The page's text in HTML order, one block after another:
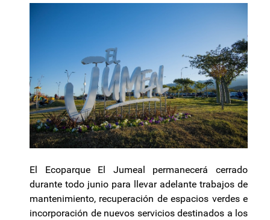
El Ecoparque El Jumeal permanecerá cerrado
durante todo junio para llevar adelante trabajos de
mantenimiento, recuperación de espacios verdes e
incorporación de nuevos servicios destinados a los